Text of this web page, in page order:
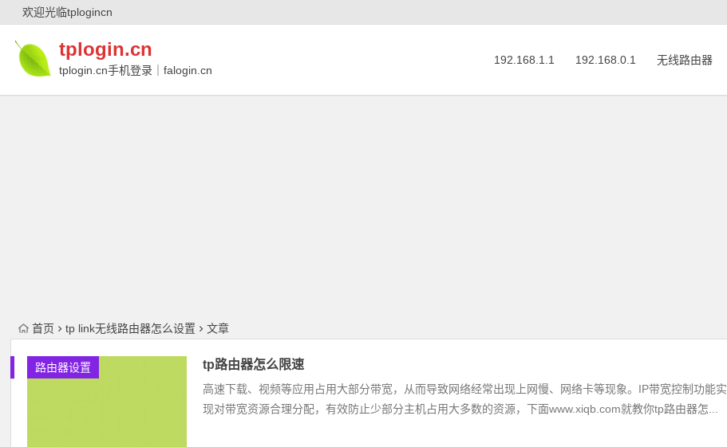
欢迎光临tplogincn
tplogin.cn
tplogin.cn手机登录｜falogin.cn
192.168.1.1 192.168.0.1 无线路由器
首页 tp link无线路由器怎么设置 文章
路由器设置 tp路由器怎么限速
高速下载、视频等应用占用大部分带宽，从而导致网络经常出现上网慢、网络卡等现象。IP带宽控制功能实
现对带宽资源合理分配，有效防止少部分主机占用大多数的资源，下面www.xiqb.com就教你tp路由器怎...